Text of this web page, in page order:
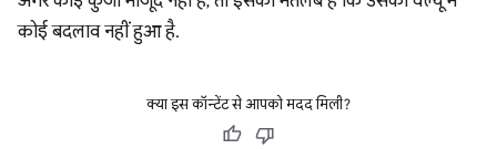
कोई बदलाव नहीं हुआ है.
क्या इस कॉन्टेंट से आपको मदद मिली?